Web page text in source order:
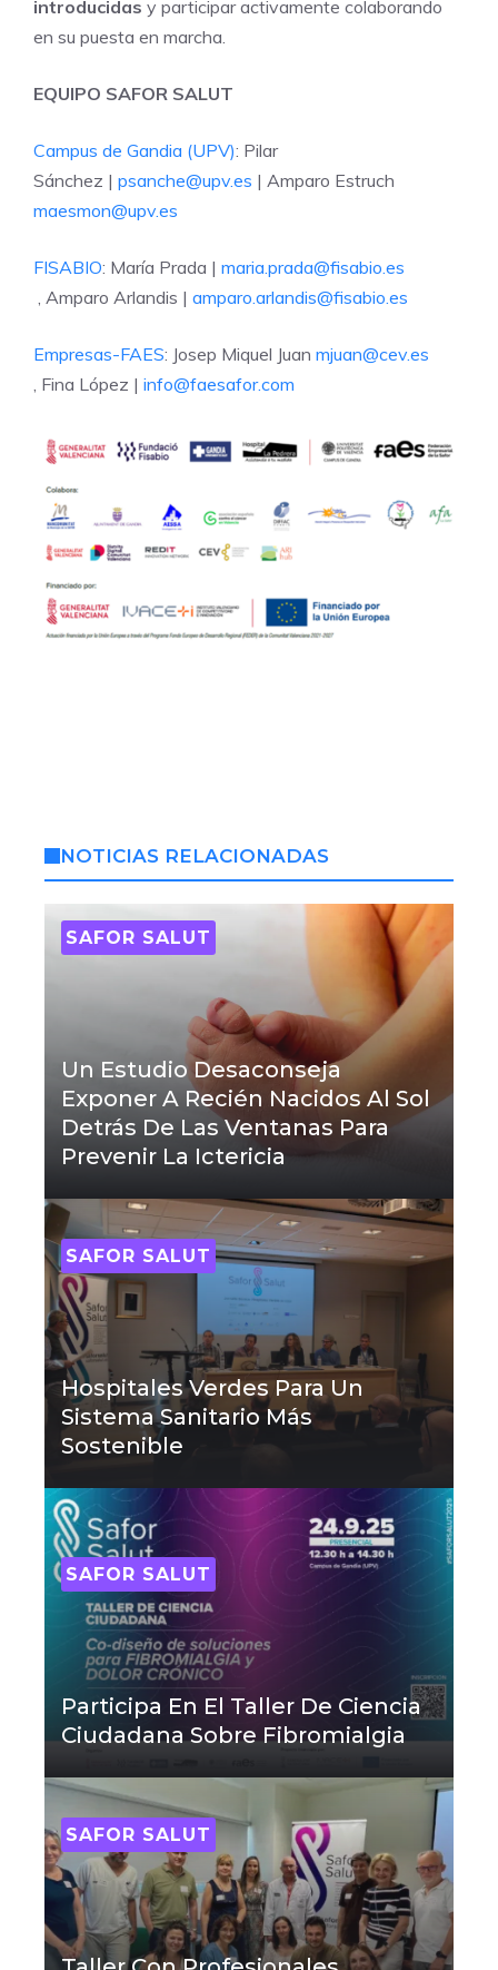
introducidas y participar activamente colaborando
en su puesta en marcha.
EQUIPO SAFOR SALUT
Campus de Gandia (UPV): Pilar
Sánchez | psanche@upv.es | Amparo Estruch
maesmon@upv.es
FISABIO: María Prada | maria.prada@fisabio.es
, Amparo Arlandis | amparo.arlandis@fisabio.es
Empresas-FAES: Josep Miquel Juan mjuan@cev.es
, Fina López | info@faesafor.com
NOTICIAS RELACIONADAS
SAFOR SALUT
Un Estudio Desaconseja
Exponer A Recién Nacidos Al Sol
Detrás De Las Ventanas Para
Prevenir La Ictericia
SAFOR SALUT
Hospitales Verdes Para Un
Sistema Sanitario Más
Sostenible
SAFOR SALUT
Participa En El Taller De Ciencia
Ciudadana Sobre Fibromialgia
SAFOR SALUT